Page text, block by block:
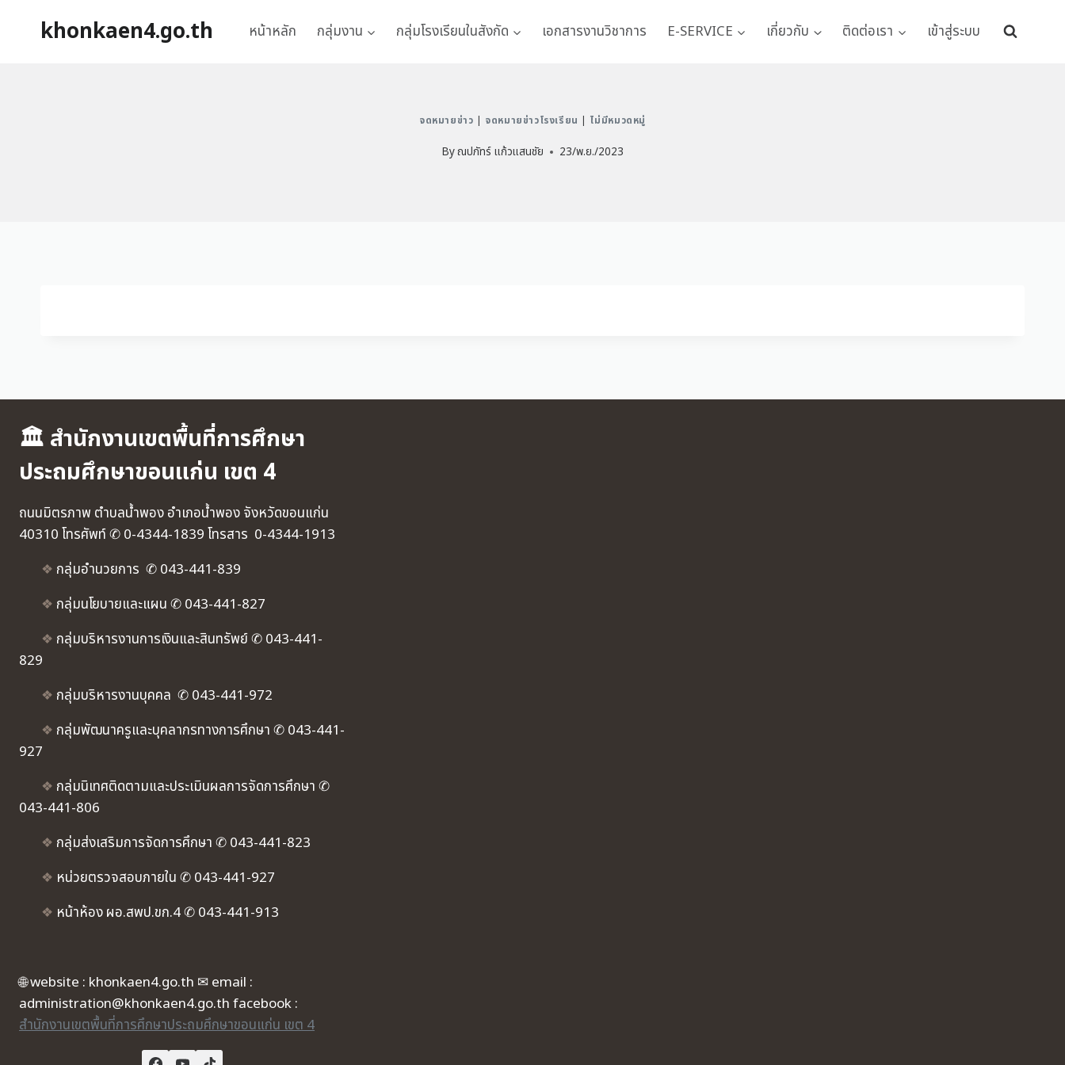
khonkaen4.go.th หน้าหลัก กลุ่มงาน กลุ่มโรงเรียนในสังกัด เอกสารงานวิชาการ E-SERVICE เกี่ยวกับ ติดต่อเรา เข้าสู่ระบบ
จดหมายข่าว จดหมายข่าวโรงเรียน ไม่มีหมวดหมู่
Byณปภัทร์ แก้วแสนชัย 23/พ.ย./2023
🏛 สำนักงานเขตพื้นที่การศึกษา
ประถมศึกษาขอนแก่น เขต 4
ถนนมิตรภาพ ตำบลน้ำพอง อำเภอน้ำพอง จังหวัดขอนแก่น
40310 โทรศัพท์ ✆ 0-4344-1839 โทรสาร 0-4344-1913
❖ กลุ่มอำนวยการ ✆ 043-441-839
❖ กลุ่มนโยบายและแผน ✆ 043-441-827
❖ กลุ่มบริหารงานการเงินและสินทรัพย์ ✆ 043-441-
829
❖ กลุ่มบริหารงานบุคคล ✆ 043-441-972
❖ กลุ่มพัฒนาครูและบุคลากรทางการศึกษา ✆ 043-441-
927
❖ กลุ่มนิเทศติดตามและประเมินผลการจัดการศึกษา ✆
043-441-806
❖ กลุ่มส่งเสริมการจัดการศึกษา ✆ 043-441-823
❖ หน่วยตรวจสอบภายใน ✆ 043-441-927
❖ หน้าห้อง ผอ.สพป.ขก.4 ✆ 043-441-913
🌐 website : khonkaen4.go.th ✉ email :
administration@khonkaen4.go.th facebook :
สำนักงานเขตพื้นที่การศึกษาประถมศึกษาขอนแก่น เขต 4